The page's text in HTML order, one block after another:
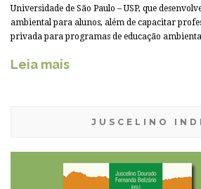
Universidade de São Paulo – USP, que
ambiental para alunos, além de capacitar
privada para programas de educação
Leia mais
JUSCELINO